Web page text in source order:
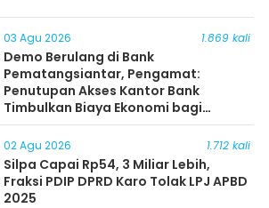
03 Agu 2026 1.869 kali
Demo Berulang di Bank
Pematangsiantar, Pengamat:
Penutupan Akses Kantor Bank
Timbulkan Biaya Ekonomi bagi
Masyarakat
02 Agu 2026 1.712 kali
Silpa Capai Rp54, 3 Miliar Lebih,
Fraksi PDIP DPRD Karo Tolak LPJ APBD
2025